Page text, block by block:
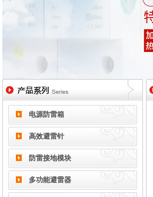
电源防雷箱
高效避雷针
防雷接地模块
多功能避雷器